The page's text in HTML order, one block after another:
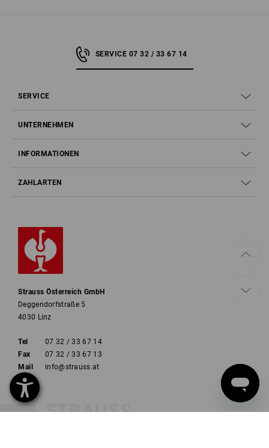
SERVICE 07 32 / 33 67 14
SERVICE
UNTERNEHMEN
INFORMATIONEN
ZAHLARTEN
Strauss Österreich GmbH
Deggendorfstraße 5
4030 Linz
Tel
07 32 / 33 67 14
Fax
07 32 / 33 67 13
Mail
info@strauss.at